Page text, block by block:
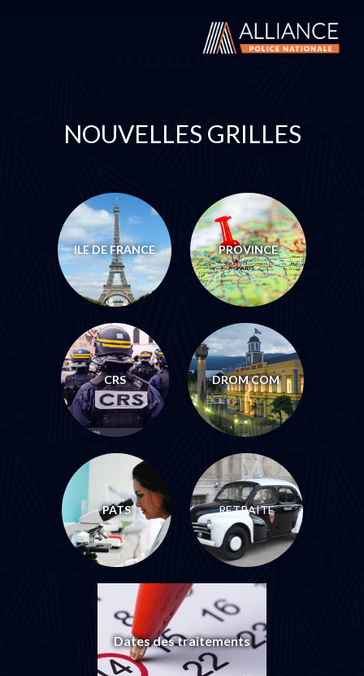
NOUVELLES GRILLES
ILE DE FRANCE PROVINCE
CRS DROM COM
PATS RETRAITE
Dates des traitements